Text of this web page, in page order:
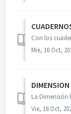
Mie, 16 Oct,
DIMENSION
Vie, 18 Oct,